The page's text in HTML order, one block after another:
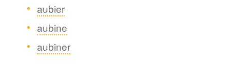
aubier
aubine
aubiner